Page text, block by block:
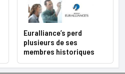
Euralliance’s perd
plusieurs de ses
membres historiques